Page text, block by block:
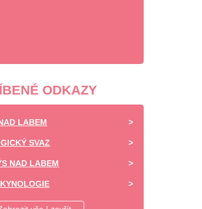
ODKAZY
LABEM
SVAZ
NAD LABEM
- CHOVATELSKÁ STANICE -